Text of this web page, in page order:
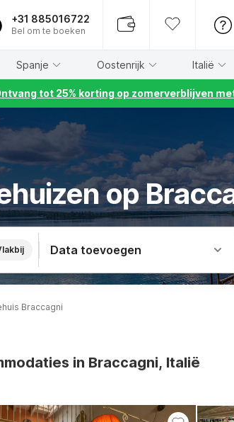
+31 885016722
Bel om te boeken
Spanje Oostenrijk Italië
tot 25% korting op zomerverblijven
op
Data toevoegen
Braccagni
in Braccagni, Italië